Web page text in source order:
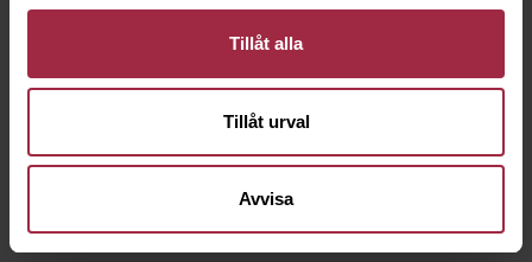
Tillåt alla
Tillåt urval
Avvisa